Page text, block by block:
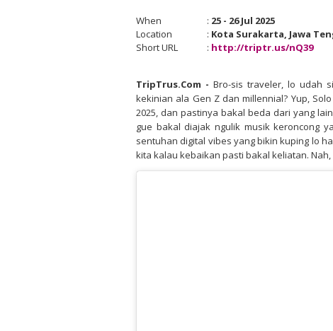
When : 25 - 26 Jul 2025
Location
: Kota Surakarta, Jawa
Short URL
: http://triptr.us/nQ39
TripTrus.Com - Bro-sis traveler, lo udah
kekinian ala Gen Z dan millennial? Yup,
2025, dan pastinya bakal beda dari yang
gue bakal diajak ngulik musik keroncong
sentuhan digital vibes yang bikin kuping lo
kita kalau kebaikan pasti bakal keliatan.